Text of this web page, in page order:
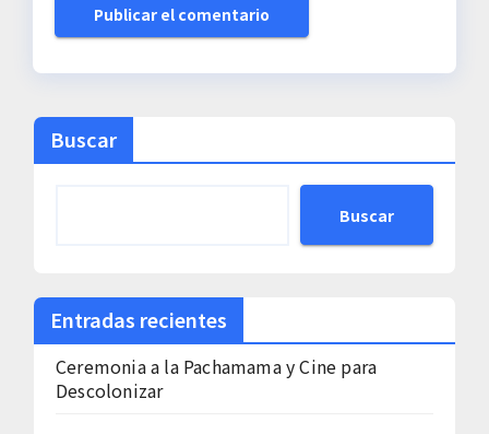
Buscar
Buscar
Entradas recientes
Ceremonia a la Pachamama y Cine para
Descolonizar